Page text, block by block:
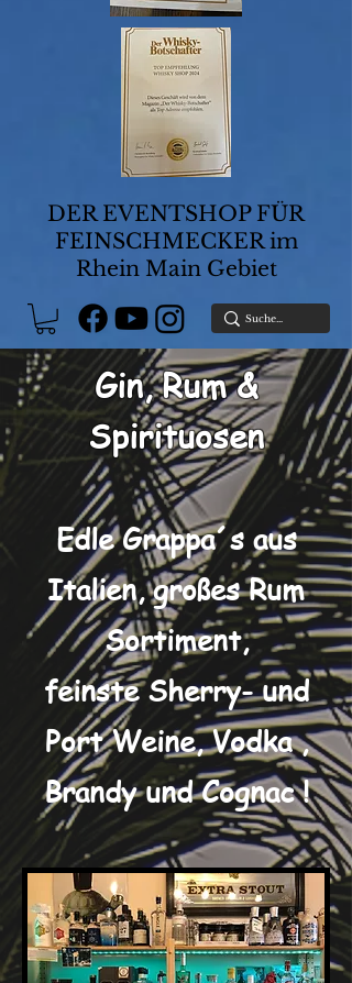
DER EVENTSHOP FÜR
FEINSCHMECKER im
Rhein Main Gebiet
Gin, Rum &
Spirituosen
Edle Grappa´s aus
Italien, großes Rum
Sortiment,
feinste Sherry- und
Port Weine, Vodka ,
Brandy und Cognac !